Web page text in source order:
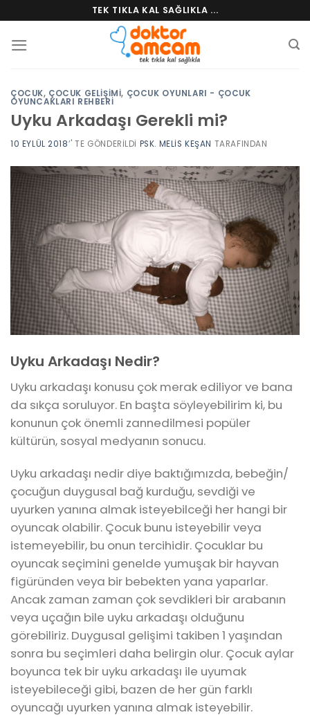
content
TEK TIKLA KAL SAĞLIKLA ...
ÇOCUK, ÇOCUK GELIŞIMI, ÇOCUK OYUNLARI - ÇOCUK
OYUNCAKLARI REHBERI
Uyku Arkadaşı Gerekli mi?
10 EYLÜL 2018’' TE GÖNDERILDI PSK. MELIS KEŞAN TARAFINDAN
Uyku Arkadaşı Nedir?
Uyku arkadaşı konusu çok merak ediliyor ve bana
da sıkça soruluyor. En başta söyleyebilirim ki, bu
konunun çok önemli zannedilmesi popüler
kültürün, sosyal medyanın sonucu.
Uyku arkadaşı nedir diye baktığımızda, bebeğin/
çocuğun duygusal bağ kurduğu, sevdiği ve
uyurken yanına almak isteyebilceği her hangi bir
oyuncak olabilir. Çocuk bunu isteyebilir veya
istemeyebilir, bu onun tercihidir. Çocuklar bu
oyuncak seçimini genelde yumuşak bir hayvan
figüründen veya bir bebekten yana yaparlar.
Ancak zaman zaman çok sevdikleri bir arabanın
veya uçağın bile uyku arkadaşı olduğunu
görebiliriz. Duygusal gelişimi takiben 1 yaşından
sonra bu seçimleri daha belirgin olur. Çocuk aylar
boyunca tek bir uyku arkadaşı ile uyumak
isteyebileceği gibi, bazen de her gün farklı
oyuncağı uyurken yanına almak isteyebilir.